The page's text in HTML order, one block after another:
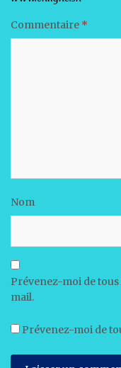
Votre adresse e-mail
Les champs obligatoires sont
Commentaire *
Nom
Prévenez-moi de
mail.
Prévenez-moi de